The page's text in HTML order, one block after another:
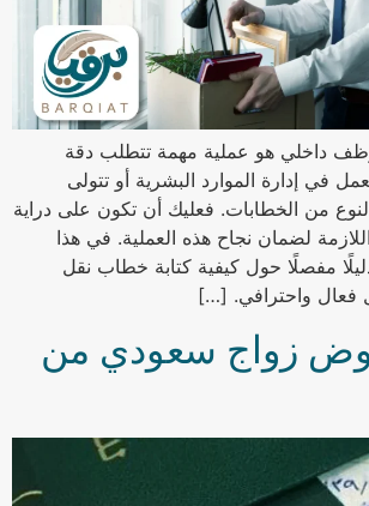
داخلي هو عملية مهمة تتطلب دقة
في إدارة الموارد البشرية أو تتولى
من الخطابات. فعليك أن تكون على دراية
لضمان نجاح هذه العملية. في هذا
مفصلًا حول كيفية كتابة خطاب نقل
واحترافي. […]
زواج سعودي من